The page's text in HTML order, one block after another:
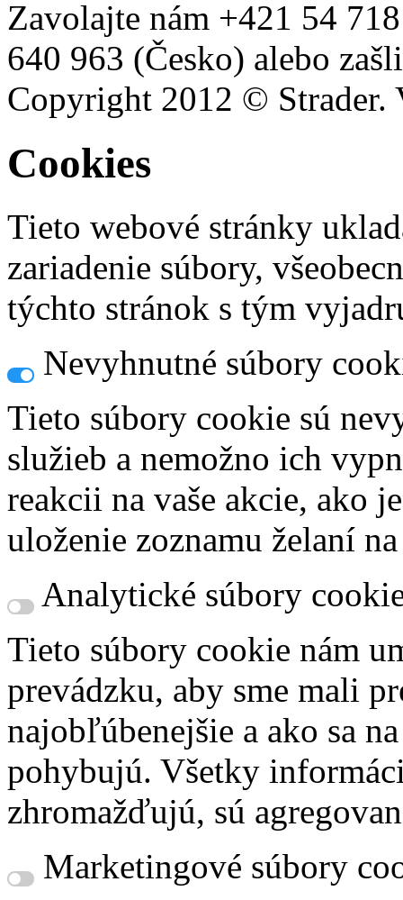
Zavolajte nám +421 54
640 963 (Česko) alebo
Copyright 2012 © Strader.
Cookies
Tieto webové stránky
zariadenie súbory,
týchto stránok s tým
Nevyhnutné súbory
Tieto súbory cookie sú
služieb a nemožno ich
reakcii na vaše akcie, ako
uloženie zoznamu želaní
Analytické súbory
Tieto súbory cookie nám
prevádzku, aby sme mali
najobľúbenejšie a ako sa
pohybujú. Všetky
zhromažďujú, sú
Marketingové súbory